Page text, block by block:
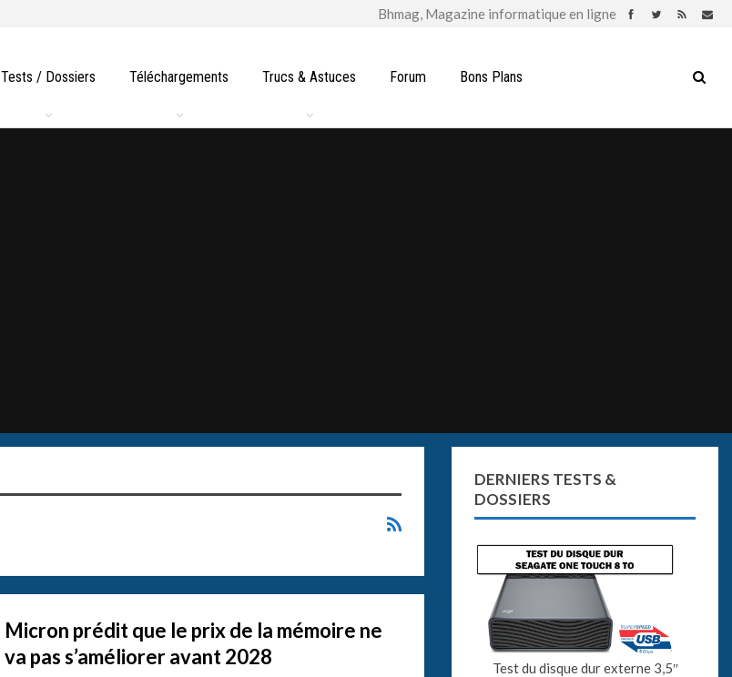
Tests / Dossiers Téléchargements Trucs & Astuces Forum Bons Plans
Micron prédit que le prix de la mémoire ne
va pas s’améliorer avant 2028
DERNIERS TESTS &
DOSSIERS
Test du disque dur externe 3,5″